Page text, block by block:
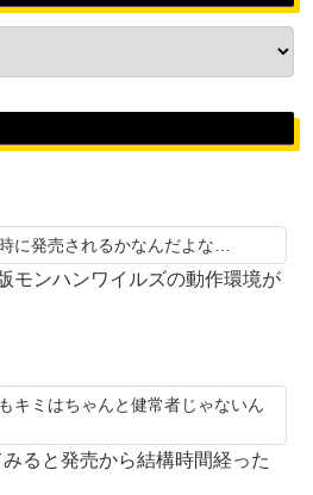
に発売されるかなんだよな…
モンハンワイルズの動作環境が
キミはちゃんと健常者じゃないん
みると発売から結構時間経った